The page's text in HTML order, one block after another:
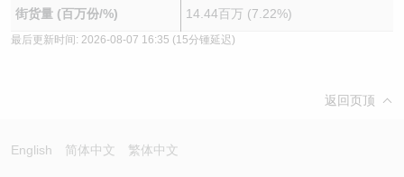
街货量 (百万份/%) 14.44百万 (7.22%)
最后更新时间: 2026-08-07 16:35 (15分锺延迟)
返回页顶
English 简体中文 繁体中文